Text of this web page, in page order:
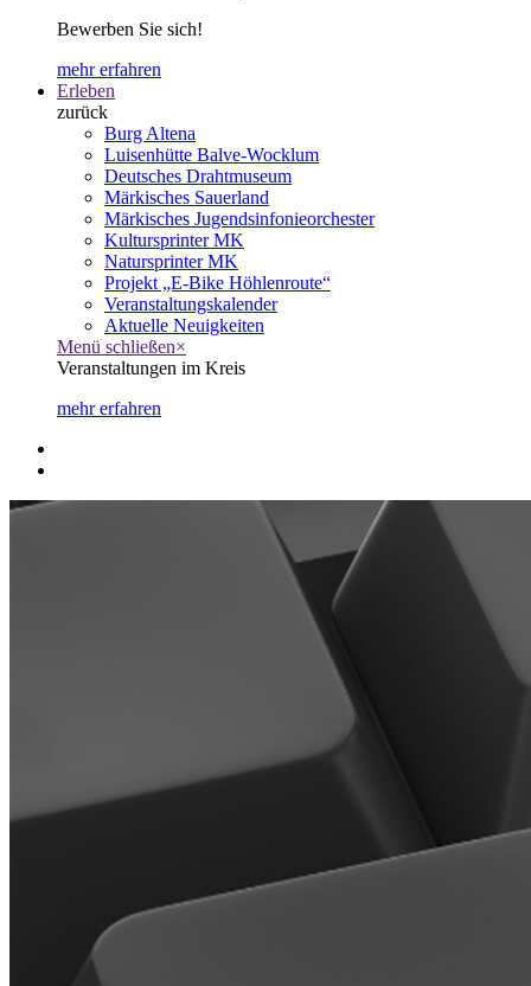
Bewerben Sie sich!
mehr erfahren
Erleben
zurück
Burg Altena
Luisenhütte Balve-Wocklum
Deutsches Drahtmuseum
Märkisches Sauerland
Märkisches Jugendsinfonieorchester
Kultursprinter MK
Natursprinter MK
Projekt „E-Bike Höhlenroute“
Veranstaltungskalender
Aktuelle Neuigkeiten
Menü schließen×
Veranstaltungen im Kreis
mehr erfahren